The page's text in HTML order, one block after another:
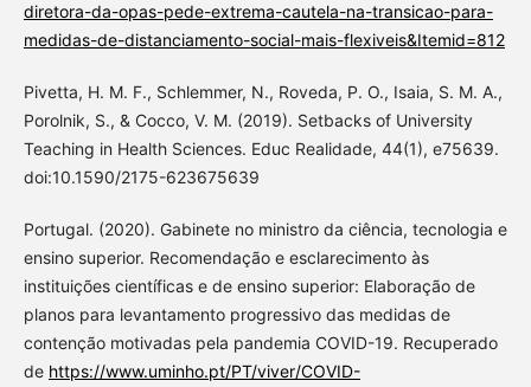
diretora-da-opas-pede-extrema-cautela-na-transicao-para-
medidas-de-distanciamento-social-mais-flexiveis&Itemid=812
Pivetta, H. M. F., Schlemmer, N., Roveda, P. O., Isaia, S. M. A.,
Porolnik, S., & Cocco, V. M. (2019). Setbacks of University
Teaching in Health Sciences. Educ Realidade, 44(1), e75639.
doi:10.1590/2175-623675639
Portugal. (2020). Gabinete no ministro da ciência, tecnologia e
ensino superior. Recomendação e esclarecimento às
instituições científicas e de ensino superior: Elaboração de
planos para levantamento progressivo das medidas de
contenção motivadas pela pandemia COVID-19. Recuperado
de https://www.uminho.pt/PT/viver/COVID-